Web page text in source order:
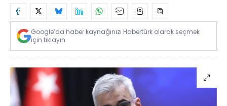
Google’da haber kaynağınızı Habertürk olarak seçmek
için tıklayın